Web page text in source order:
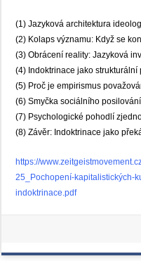
(1) Jazyková architektura
(2) Kolaps významu: Když se
(3) Obrácení reality: Jazyková
(4) Indoktrinace jako
(5) Proč je empirismus
(6) Smyčka sociálního posilování
(7) Psychologické pohodlí
(8) Závěr: Indoktrinace jako
https://
25_Pochopení-kapitalistických-
indoktrinace.pdf